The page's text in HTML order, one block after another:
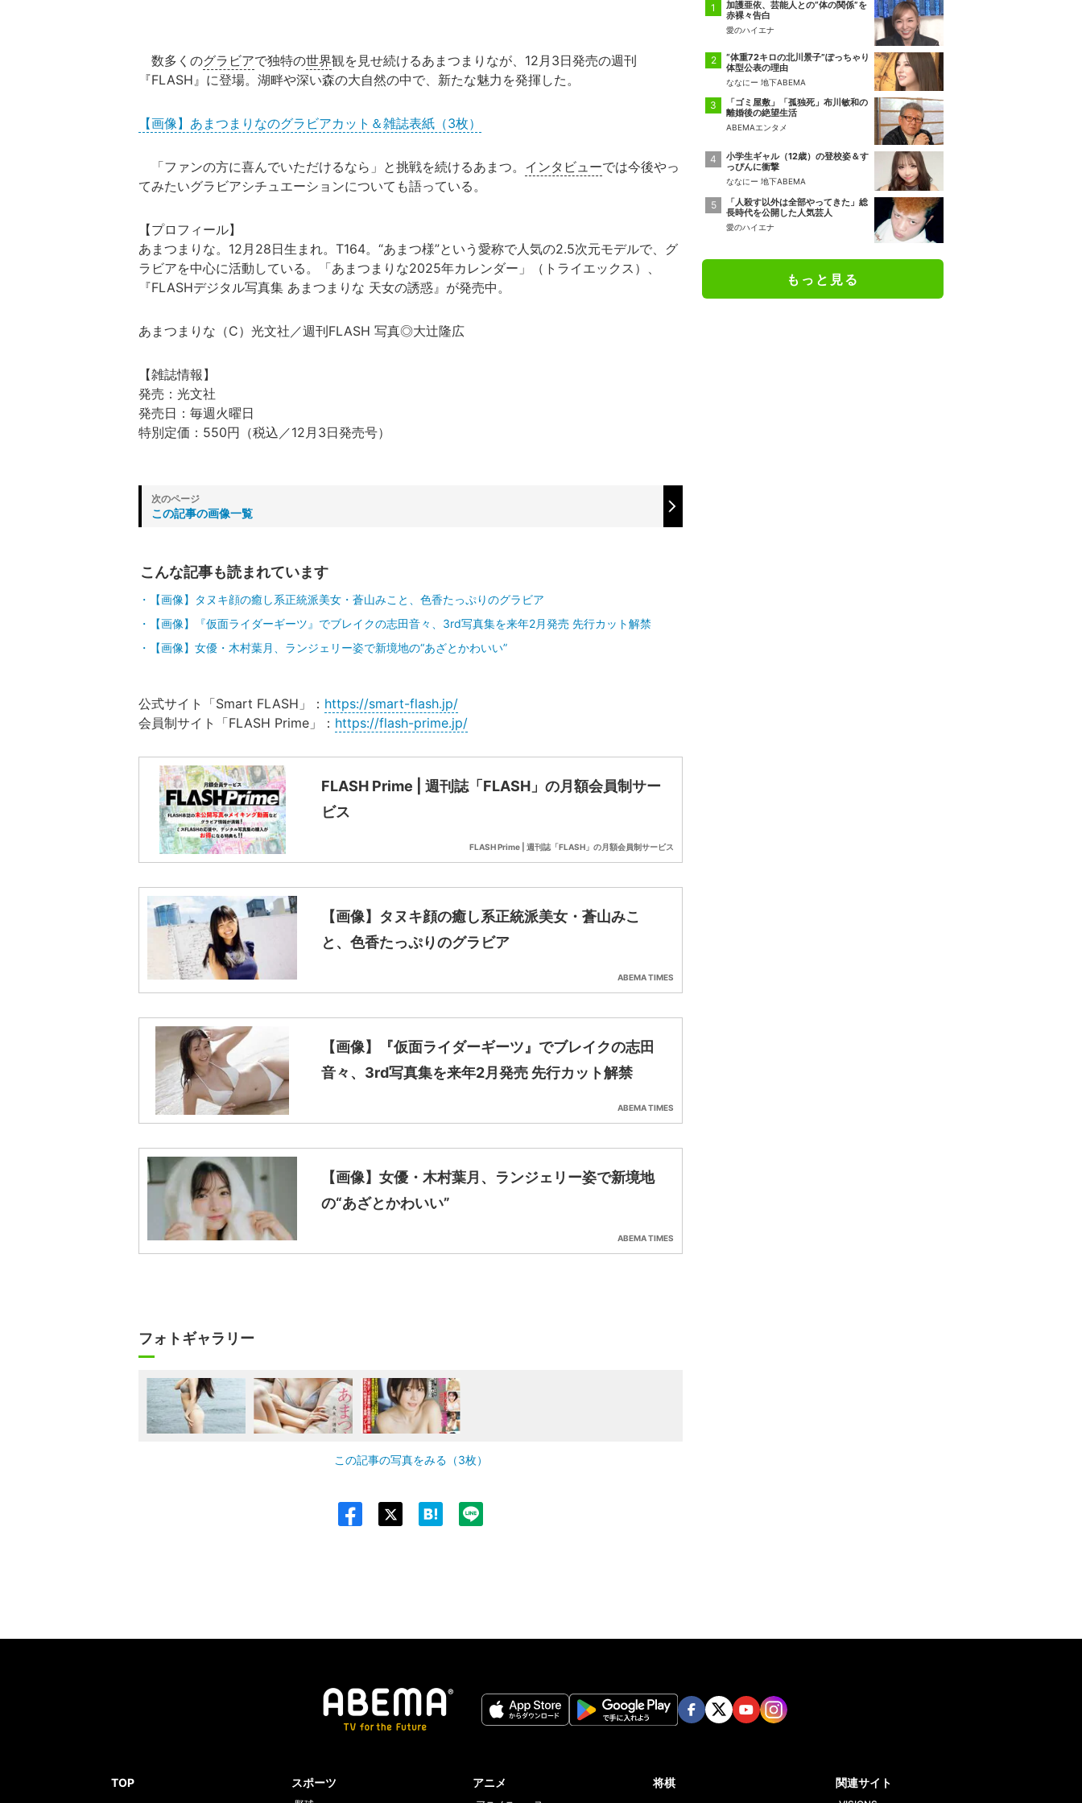
数多くのグラビアで独特の世界観を見せ続けるあまつまりなが、12月3日発売の週刊
『FLASH』に登場。湖畔や深い森の大自然の中で、新たな魅力を発揮した。
【画像】あまつまりなのグラビアカット＆雑誌表紙（3枚）
「ファンの方に喜んでいただけるなら」と挑戦を続けるあまつ。 インタビューでは今後やっ
てみたいグラビアシチュエーションについても語っている。
【プロフィール】
あまつまりな。12月28日生まれ。T164。“あまつ様”という愛称で人気の2.5次元モデルで、グ
ラビアを中心に活動している。「あまつまりな2025年カレンダー」（トライエックス）、
『FLASHデジタル写真集 あまつまりな 天女の誘惑』が発売中。
あまつまりな（C）光文社／週刊FLASH 写真◎大辻隆広
【雑誌情報】
発売：光文社
発売日：毎週火曜日
特別定価：550円（税込／12月3日発売号）
この記事の画像一覧
こんな記事も読まれています
【画像】タヌキ顔の癒し系正統派美女・蒼山みこと、色香たっぷりのグラビア
【画像】『仮面ライダーギーツ』でブレイクの志田音々、3rd写真集を来年2月発売 先行カット解禁
【画像】女優・木村葉月、ランジェリー姿で新境地の“あざとかわいい”
公式サイト「Smart FLASH」： https://smart-flash.jp/
会員制サイト「FLASH Prime」： https://flash-prime.jp/
FLASH Prime | 週刊誌「FLASH」の月額会員制サー
ビス
FLASH Prime | 週刊誌「FLASH」の月額会員制サービス
【画像】タヌキ顔の癒し系正統派美女・蒼山みこ
と、色香たっぷりのグラビア
ABEMA TIMES
【画像】『仮面ライダーギーツ』でブレイクの志田
音々、3rd写真集を来年2月発売 先行カット解禁
ABEMA TIMES
【画像】女優・木村葉月、ランジェリー姿で新境地
の“あざとかわいい”
ABEMA TIMES
フォトギャラリー
この記事の写真をみる（3枚）
加護亜依、芸能人との“体の関係”を
赤裸々告白
愛のハイエナ
“体重72キロの北川景子”ぽっちゃり
体型公表の理由
ななにー 地下ABEMA
「ゴミ屋敷」「孤独死」布川敏和の
離婚後の絶望生活
ABEMAエンタメ
小学生ギャル（12歳）の登校姿＆す
っぴんに衝撃
ななにー 地下ABEMA
「人殺す以外は全部やってきた」総
長時代を公開した人気芸人
愛のハイエナ
もっと見る
TOP
スポーツ アニメ 将棋 関連サイト